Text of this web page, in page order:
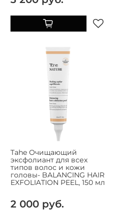
Tahe Очищающий
эксфолиант для всех
типов волос и кожи
головы- BALANCING HAIR
EXFOLIATION PEEL, 150 мл
2 000 руб.